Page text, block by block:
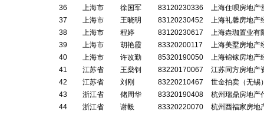
36
上海市 徐国军 83120230336
上海住呗房地产
37
上海市 王晓明 83120230452
上海礼馨房地产
38
上海市 程婷 83120230617
上海垚珈置业有
39
上海市 胡艳霞 83320200117
上海美墅房地产
40
上海市 许改勤 85320190050
上海锦镓房地产
41
江苏省 王燊钊 83220170067
江苏同方房地产
42
江苏省 刘刚 83220210467
世金拍卖（无锡
43
浙江省 储周华 83320190408
杭州瑞鼎房地产
44
浙江省 谢毅 83320220070
杭州酉福家房地